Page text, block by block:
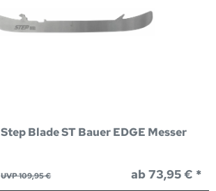
Step Blade ST Bauer EDGE Messer
UVP 109,95 € ab 73,95 € *